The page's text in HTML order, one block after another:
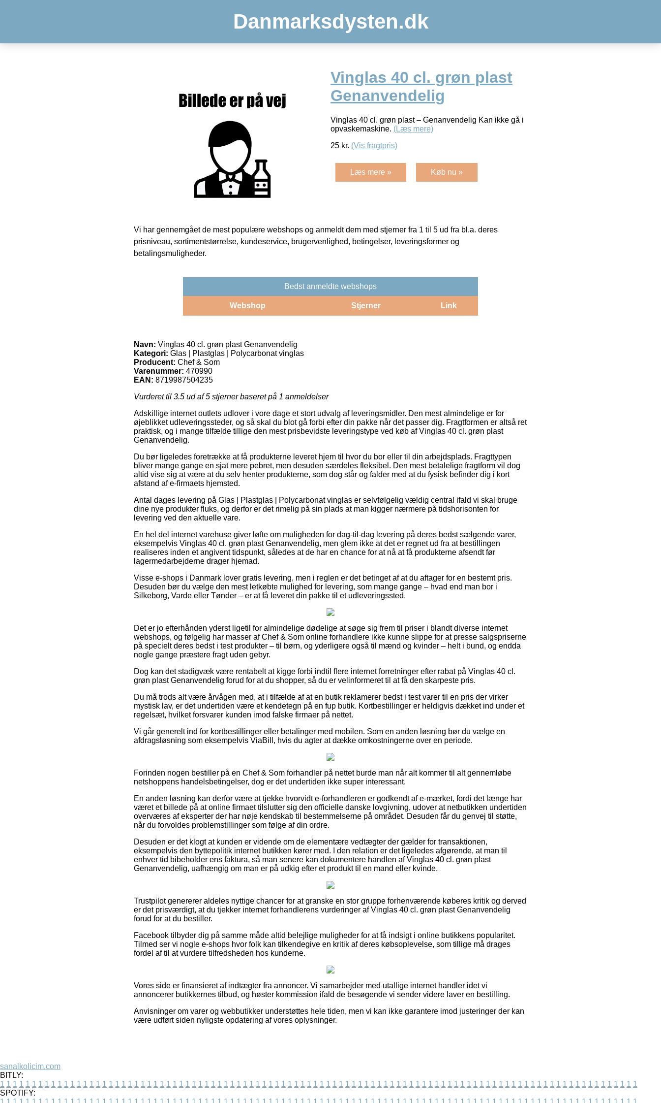
Danmarksdysten.dk
Vinglas 40 cl. grøn plast
Genanvendelig
Vinglas 40 cl. grøn plast – Genanvendelig Kan ikke gå i
opvaskemaskine. (Læs mere)
25 kr. (Vis fragtpris)
Læs mere » Køb nu »
Vi har gennemgået de mest populære webshops og anmeldt dem med stjerner fra 1 til 5 ud fra bl.a. deres
prisniveau, sortimentstørrelse, kundeservice, brugervenlighed, betingelser, leveringsformer og
betalingsmuligheder.
Bedst anmeldte webshops
Webshop Stjerner Link
Navn: Vinglas 40 cl. grøn plast Genanvendelig
Kategori: Glas | Plastglas | Polycarbonat vinglas
Producent: Chef & Som
Varenummer: 470990
EAN: 8719987504235
Vurderet til 3.5 ud af 5 stjerner baseret på 1 anmeldelser
Adskillige internet outlets udlover i vore dage et stort udvalg af leveringsmidler. Den mest almindelige er for
øjeblikket udleveringssteder, og så skal du blot gå forbi efter din pakke når det passer dig. Fragtformen er altså ret
praktisk, og i mange tilfælde tillige den mest prisbevidste leveringstype ved køb af Vinglas 40 cl. grøn plast
Genanvendelig.
Du bør ligeledes foretrække at få produkterne leveret hjem til hvor du bor eller til din arbejdsplads. Fragttypen
bliver mange gange en sjat mere pebret, men desuden særdeles fleksibel. Den mest betalelige fragtform vil dog
altid vise sig at være at du selv henter produkterne, som dog står og falder med at du fysisk befinder dig i kort
afstand af e-firmaets hjemsted.
Antal dages levering på Glas | Plastglas | Polycarbonat vinglas er selvfølgelig vældig central ifald vi skal bruge
dine nye produkter fluks, og derfor er det rimelig på sin plads at man kigger nærmere på tidshorisonten for
levering ved den aktuelle vare.
En hel del internet varehuse giver løfte om muligheden for dag-til-dag levering på deres bedst sælgende varer,
eksempelvis Vinglas 40 cl. grøn plast Genanvendelig, men glem ikke at det er regnet ud fra at bestillingen
realiseres inden et angivent tidspunkt, således at de har en chance for at nå at få produkterne afsendt før
lagermedarbejderne drager hjemad.
Visse e-shops i Danmark lover gratis levering, men i reglen er det betinget af at du aftager for en bestemt pris.
Desuden bør du vælge den mest letkøbte mulighed for levering, som mange gange – hvad end man bor i
Silkeborg, Varde eller Tønder – er at få leveret din pakke til et udleveringssted.
Det er jo efterhånden yderst ligetil for almindelige dødelige at søge sig frem til priser i blandt diverse internet
webshops, og følgelig har masser af Chef & Som online forhandlere ikke kunne slippe for at presse salgspriserne
på specielt deres bedst i test produkter – til børn, og yderligere også til mænd og kvinder – helt i bund, og endda
nogle gange præstere fragt uden gebyr.
Dog kan det stadigvæk være rentabelt at kigge forbi indtil flere internet forretninger efter rabat på Vinglas 40 cl.
grøn plast Genanvendelig forud for at du shopper, så du er velinformeret til at få den skarpeste pris.
Du må trods alt være årvågen med, at i tilfælde af at en butik reklamerer bedst i test varer til en pris der virker
mystisk lav, er det undertiden være et kendetegn på en fup butik. Kortbestillinger er heldigvis dækket ind under et
regelsæt, hvilket forsvarer kunden imod falske firmaer på nettet.
Vi går generelt ind for kortbestillinger eller betalinger med mobilen. Som en anden løsning bør du vælge en
afdragsløsning som eksempelvis ViaBill, hvis du agter at dække omkostningerne over en periode.
Forinden nogen bestiller på en Chef & Som forhandler på nettet burde man når alt kommer til alt gennemløbe
netshoppens handelsbetingelser, dog er det undertiden ikke super interessant.
En anden løsning kan derfor være at tjekke hvorvidt e-forhandleren er godkendt af e-mærket, fordi det længe har
været et billede på at online firmaet tilslutter sig den officielle danske lovgivning, udover at netbutikken undertiden
overværes af eksperter der har nøje kendskab til bestemmelserne på området. Desuden får du genvej til støtte,
når du forvoldes problemstillinger som følge af din ordre.
Desuden er det klogt at kunden er vidende om de elementære vedtægter der gælder for transaktionen,
eksempelvis den byttepolitik internet butikken kører med. I den relation er det ligeledes afgørende, at man til
enhver tid bibeholder ens faktura, så man senere kan dokumentere handlen af Vinglas 40 cl. grøn plast
Genanvendelig, uafhængig om man er på udkig efter et produkt til en mand eller kvinde.
Trustpilot genererer aldeles nyttige chancer for at granske en stor gruppe forhenværende køberes kritik og derved
er det prisværdigt, at du tjekker internet forhandlerens vurderinger af Vinglas 40 cl. grøn plast Genanvendelig
forud for at du bestiller.
Facebook tilbyder dig på samme måde altid belejlige muligheder for at få indsigt i online butikkens popularitet.
Tilmed ser vi nogle e-shops hvor folk kan tilkendegive en kritik af deres købsoplevelse, som tillige må drages
fordel af til at vurdere tilfredsheden hos kunderne.
Vores side er finansieret af indtægter fra annoncer. Vi samarbejder med utallige internet handler idet vi
annoncerer butikkernes tilbud, og høster kommission ifald de besøgende vi sender videre laver en bestilling.
Anvisninger om varer og webbutikker understøttes hele tiden, men vi kan ikke garantere imod justeringer der kan
være udført siden nyligste opdatering af vores oplysninger.
sanalkolicim.com
BITLY:
1 1 1 1 1 1 1 1 1 1 1 1 1 1 1 1 1 1 1 1 1 1 1 1 1 1 1 1 1 1 1 1 1 1 1 1 1 1 1 1 1 1 1 1 1 1 1 1 1 1 1 1 1 1 1 1 1 1 1 1 1 1 1 1 1 1 1 1 1 1 1 1 1 1 1 1 1 1 1 1 1 1 1 1 1 1 1 1 1 1 1 1 1 1 1 1 1 1 1 1
SPOTIFY: